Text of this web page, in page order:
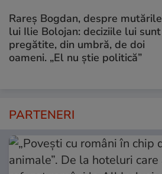
Rareș Bogdan, despre mutările
lui Ilie Bolojan: deciziile lui sunt
pregătite, din umbră, de doi
oameni. „El nu știe politică”
PARTENERI